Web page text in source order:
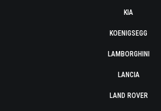
KIA
KOENIGSEGG
LAMBORGHINI
LANCIA
LAND ROVER